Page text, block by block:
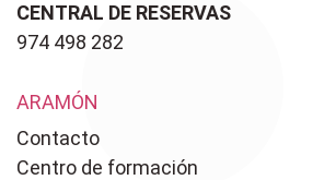
CENTRAL DE RESERVAS
974 498 282
ARAMÓN
Contacto
Centro de formación